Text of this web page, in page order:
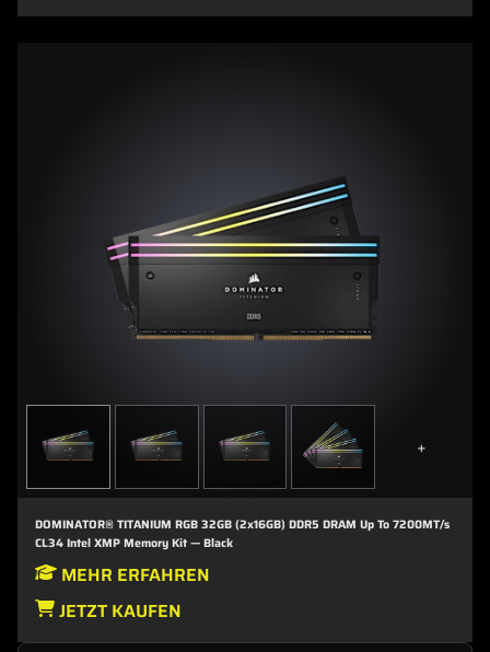
+
DOMINATOR® TITANIUM RGB 32GB (2x16GB) DDR5 DRAM Up To 7200MT/s
CL34 Intel XMP Memory Kit — Black
MEHR ERFAHREN
JETZT KAUFEN